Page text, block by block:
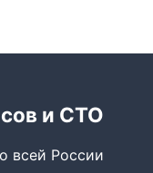
и СТО
всей России